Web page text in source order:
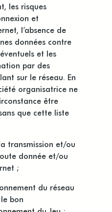
les risques
et
l’absence de
données contre
et les
par des
sur le réseau. En
organisatrice ne
être
que cette liste
transmission et/ou
donnée et/ou
;
du réseau
bon